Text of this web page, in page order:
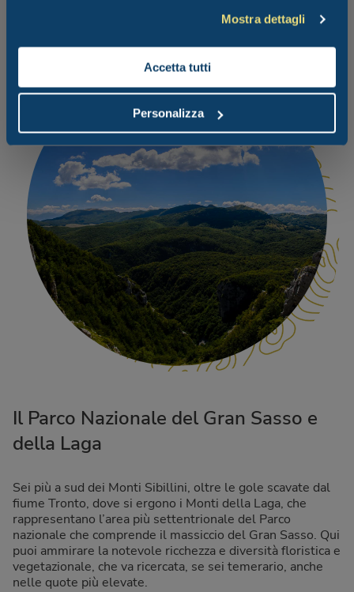
Mostra dettagli
Accetta tutti
Personalizza
Il Parco Nazionale del Gran Sasso e
della Laga
Sei più a sud dei Monti Sibillini, oltre le gole scavate dal
fiume Tronto, dove si ergono i Monti della Laga, che
rappresentano l’area più settentrionale del Parco
nazionale che comprende il massiccio del Gran Sasso. Qui
puoi ammirare la notevole ricchezza e diversità floristica e
vegetazionale, che va ricercata, se sei temerario, anche
nelle quote più elevate.